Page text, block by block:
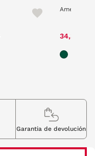
American
34,30 €
Garantia de devolución